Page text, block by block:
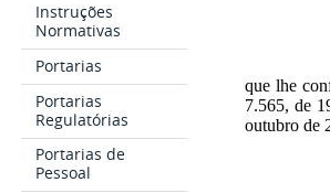
Instruções
Normativas
Portarias
Portarias
Regulatórias
Portarias de
Pessoal
que lhe
7.565, de
outubro de